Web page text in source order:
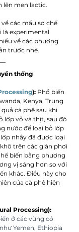
lên men lactic.
các mấu sơ chế
là experimental
về các phương
trước nhé.
thống
): Phổ biến
Kenya, Trung
cà phê sau khi
lớp vỏ và thịt, sau đó
nước để loại bỏ lớp
nhầy đã được loại
trên các giàn phơi
biến bằng phương
vị sáng hơn so với
khác. Điều này cho
của cà phê hiện
Processing):
ở các vùng có
Yemen, Ethiopia